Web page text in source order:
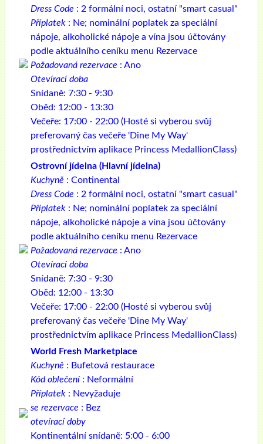
Dress Code : 2 formální noci, ostatní "smart casual"
Příplatek : Ne; nominální poplatek za speciální
nápoje, alkoholické nápoje a vína jsou účtovány
podle aktuálního ceníku menu Rezervace
Požadovaná rezervace : Ano
Otevírací doba
Snídaně: 7:30 - 9:30
Oběd: 12:00 - 13:30
Večeře: 17:00 - 22:00 (Hosté si vyberou svůj
preferovaný čas večeře 'Dine My Way'
prostřednictvím aplikace Princess MedallionClass)
Ostrovní jídelna (Hlavní jídelna)
Kuchyně : Continental
Dress Code : 2 formální noci, ostatní "smart casual"
Příplatek : Ne; nominální poplatek za speciální
nápoje, alkoholické nápoje a vína jsou účtovány
podle aktuálního ceníku menu Rezervace
Požadovaná rezervace : Ano
Otevírací doba
Snídaně: 7:30 - 9:30
Oběd: 12:00 - 13:30
Večeře: 17:00 - 22:00 (Hosté si vyberou svůj
preferovaný čas večeře 'Dine My Way'
prostřednictvím aplikace Princess MedallionClass)
World Fresh Marketplace
Kuchyně : Bufetová restaurace
Kód oblečení: Neformální
Příplatek : Nevyžaduje
se rezervace : Bez
otevírací doby
Kontinentální snídaně: 5:00 - 6:00